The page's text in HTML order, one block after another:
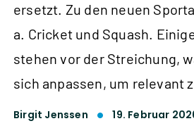
ersetzt. Zu den neuen
a. Cricket und Squash.
stehen vor der Streichung,
sich anpassen, um relevant
Birgit Jenssen 19. Februar